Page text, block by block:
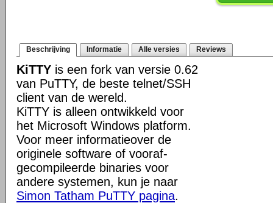
Beschrijving Informatie Alle versies Reviews
KiTTY is een fork van versie 0.62
van PuTTY, de beste telnet/SSH
client van de wereld.
KiTTY is alleen ontwikkeld voor
het Microsoft Windows platform.
Voor meer informatieover de
originele software of vooraf-
gecompileerde binaries voor
andere systemen, kun je naar
Simon Tatham PuTTY pagina.